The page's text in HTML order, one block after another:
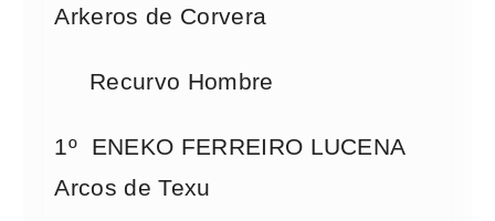
Arkeros de Corvera
Recurvo Hombre
1º ENEKO FERREIRO LUCENA
Arcos de Texu